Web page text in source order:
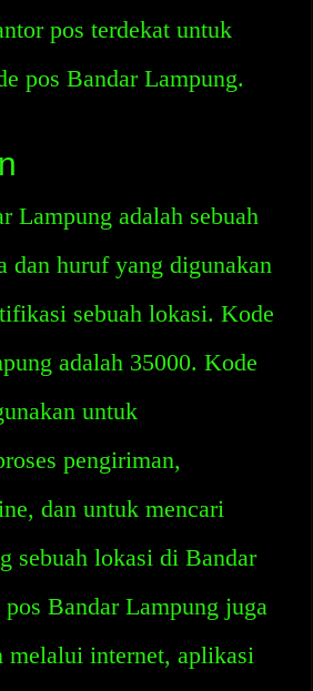
pos terdekat untuk
pos Bandar Lampung.
Lampung adalah sebuah
dan huruf yang digunakan
sebuah lokasi. Kode
adalah 35000. Kode
untuk
pengiriman,
dan untuk mencari
sebuah lokasi di Bandar
Bandar Lampung juga
melalui internet, aplikasi